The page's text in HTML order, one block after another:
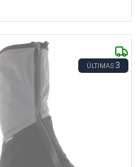
ÚLTIMAS3